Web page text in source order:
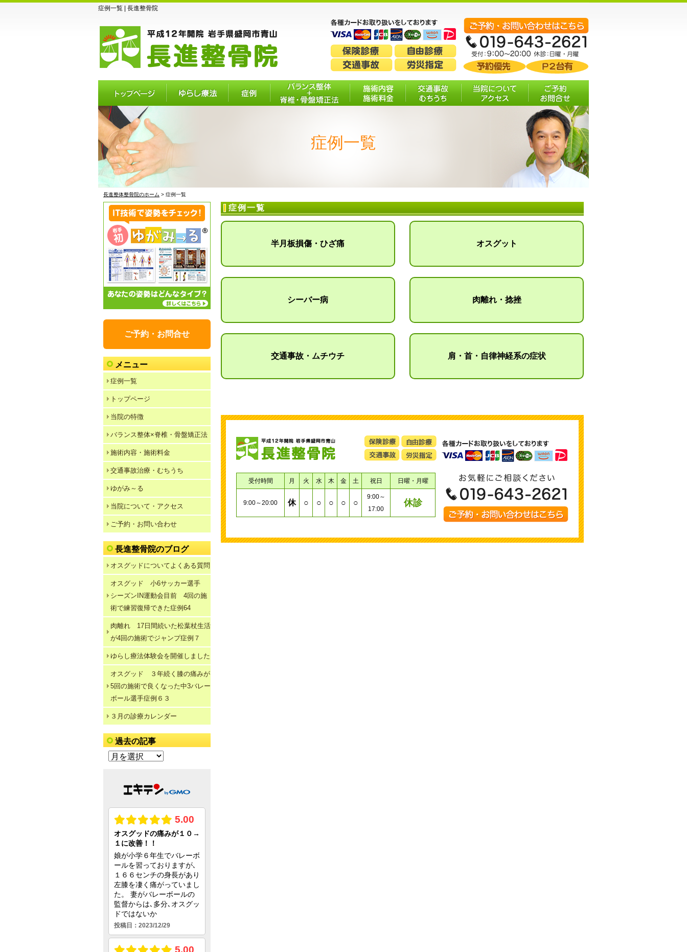
症例一覧 | 長進整骨院
ゆらし療法 症例
バランス整体＋脊
椎・骨盤矯正法
施術内容・施
術料金
交通事故・む
ちうち
当院について・ア
クセス
ご予約 お問合せ
症例一覧
長進整体整骨院のホーム > 症例一覧
症例一覧
半月板損傷・ひざ痛 オスグット
シーバー病 肉離れ・捻挫
交通事故・ムチウチ 肩・首・自律神経系の症状
受付時間 月 火 水 木 金 土 祝日 日曜・月曜
9:00～20:00 休 ○ ○ ○ ○ ○
9:00～
17:00
休診
ご予約・お問合せ
メニュー
症例一覧
トップページ
当院の特徴
バランス整体×脊椎・骨盤矯正法
施術内容・施術料金
交通事故治療・むちうち
ゆがみ～る
当院について・アクセス
ご予約・お問い合わせ
長進整骨院のブログ
オスグッドについてよくある質問
オスグッド 小6サッカー選手
シーズンIN運動会目前 4回の施
術で練習復帰できた症例64
肉離れ 17日間続いた松葉杖生活
が4回の施術でジャンプ症例７
ゆらし療法体験会を開催しました
オスグッド ３年続く膝の痛みが
5回の施術で良くなった中3バレー
ボール選手症例６３
３月の診療カレンダー
過去の記事